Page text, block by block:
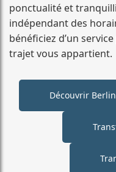
ponctualité et
indépendant des
bénéficiez d’un
trajet vous appartient.
Découvrir Berlin